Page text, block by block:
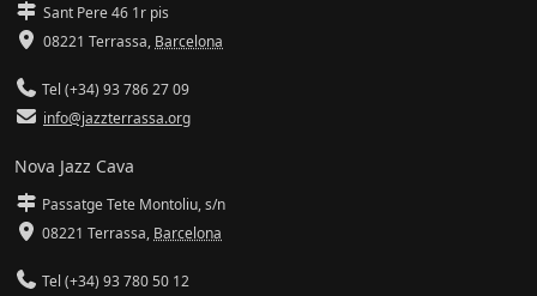
Sant Pere 46 1r pis
08221 Terrassa, Barcelona
Tel (+34) 93 786 27 09
info@jazzterrassa.org
Nova Jazz Cava
Passatge Tete Montoliu, s/n
08221 Terrassa, Barcelona
Tel (+34) 93 780 50 12